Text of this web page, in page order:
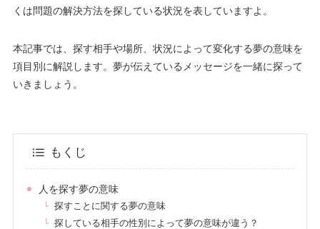
くは問題の解決方法を探している状況を表していますよ。
本記事では、探す相手や場所、状況によって変化する夢の意味を
項目別に解説します。夢が伝えているメッセージを一緒に探って
いきましょう。
もくじ
人を探す夢の意味
探すことに関する夢の意味
探している相手の性別によって夢の意味が違う？